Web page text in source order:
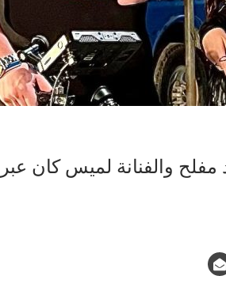
مفلح والفنانة لميس كان